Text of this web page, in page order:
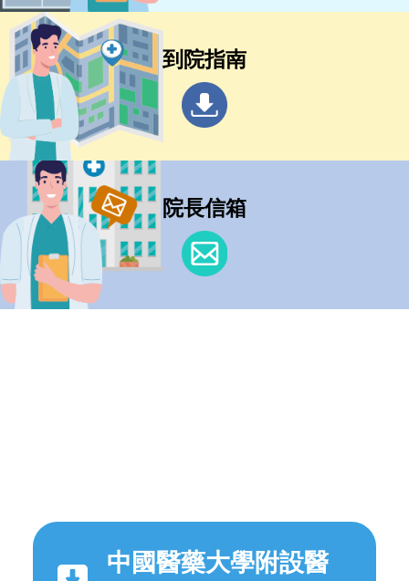
到院指南
院長信箱
中國醫藥大學附設醫